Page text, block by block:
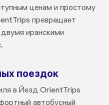
ценам и простому
превращает
иранскими
поездок
в Йезд OrientTrips
автобусный